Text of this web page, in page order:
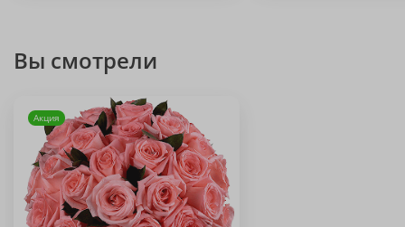
Вы смотрели
Акция